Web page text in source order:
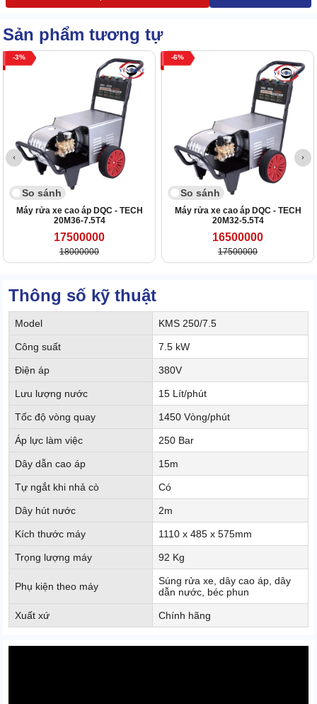
Sản phẩm tương tự
3
So sánh
Máy rửa xe cao áp DQC - TECH
20M36-7.5T4
17500000
18000000
6
So sánh
Máy rửa xe cao áp DQC - TECH
20M32-5.5T4
16500000
17500000
Thông số kỹ thuật
Model KMS 250/7.5
Công suất 7.5 kW
Điện áp 380V
Lưu lượng nước 15 Lít/phút
Tốc độ vòng quay 1450 Vòng/phút
Áp lực làm việc 250 Bar
Dây dẫn cao áp 15m
Tự ngắt khi nhả cò Có
Dây hút nước 2m
Kích thước máy 1110 x 485 x 575mm
Trọng lượng máy 92 Kg
Phụ kiện theo máy
Súng rửa xe, dây cao áp, dây
dẫn nước, béc phun
Xuất xứ Chính hãng